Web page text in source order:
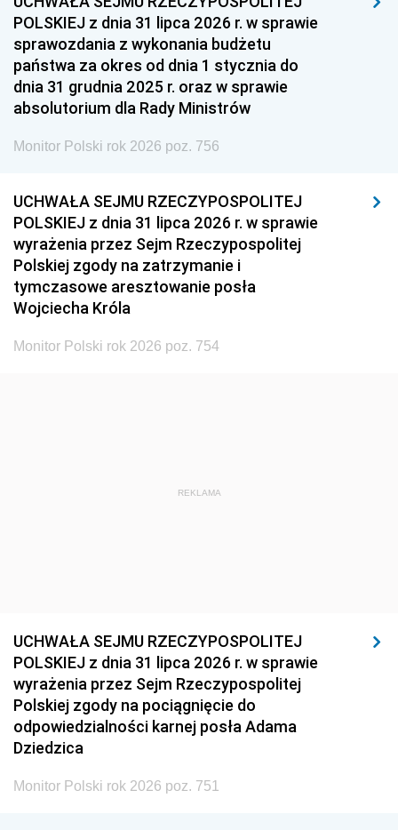
1939 1938 1937
1936 1930
POLSKIEJ z dnia 31 lipca 2026 r. w sprawie
sprawozdania z wykonania budżetu
państwa za okres od dnia 1 stycznia do
dnia 31 grudnia 2025 r. oraz w sprawie
absolutorium dla Rady Ministrów
Monitor Polski rok 2026 poz. 756
UCHWAŁA SEJMU RZECZYPOSPOLITEJ
POLSKIEJ z dnia 31 lipca 2026 r. w sprawie
wyrażenia przez Sejm Rzeczypospolitej
Polskiej zgody na zatrzymanie i
tymczasowe aresztowanie posła
Wojciecha Króla
Monitor Polski rok 2026 poz. 754
REKLAMA
UCHWAŁA SEJMU RZECZYPOSPOLITEJ
POLSKIEJ z dnia 31 lipca 2026 r. w sprawie
wyrażenia przez Sejm Rzeczypospolitej
Polskiej zgody na pociągnięcie do
odpowiedzialności karnej posła Adama
Dziedzica
Monitor Polski rok 2026 poz. 751